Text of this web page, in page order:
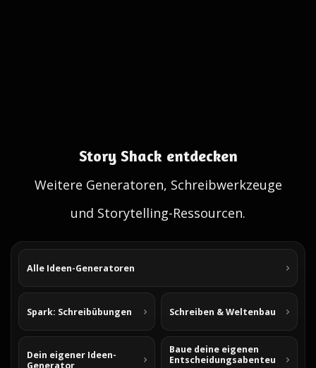
Story Shack entdecken
Weitere Generatoren, Schreibwerkzeuge
und Storytelling-Ressourcen.
Alle Ideen-Generatoren
Spark: Schreibübungen Schreiben & Weltenbau
Dein eigener Ideen-
Generator
Baue deine eigenen
Entscheidungsabenteu